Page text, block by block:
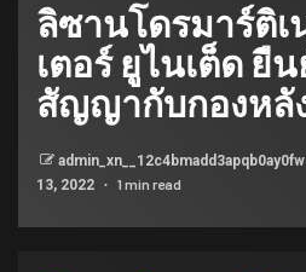
ลิซานโดรมาร์ติ
เตอร์ ยูไนเต็ด ยื
สัญญากับกองหลั
13, 2022
1 min read